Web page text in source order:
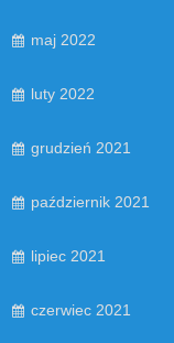
maj 2022
luty 2022
grudzień 2021
październik 2021
lipiec 2021
czerwiec 2021